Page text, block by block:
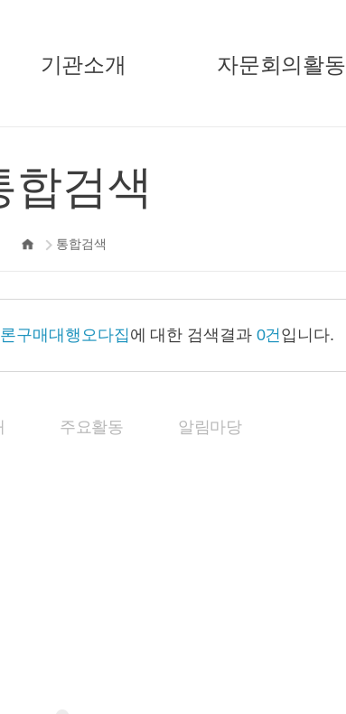
기관소개
부의장
정책자문단
자문회의활동
합검색
통합검색
구매대행오다집 에 대한 검색결과 0건입니다.
주요활동 알림마당